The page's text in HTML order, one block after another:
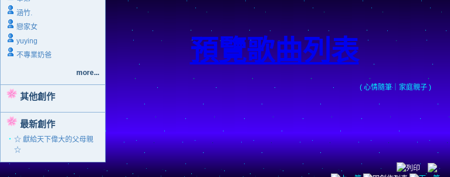
涵竹.
戀家女
yuying
不專業奶爸
more...
其他創作
最新創作
‧ ☆ 獻給天下偉大的父母親
☆
預覽歌曲列表
( 心情隨筆｜ 家庭親子 )